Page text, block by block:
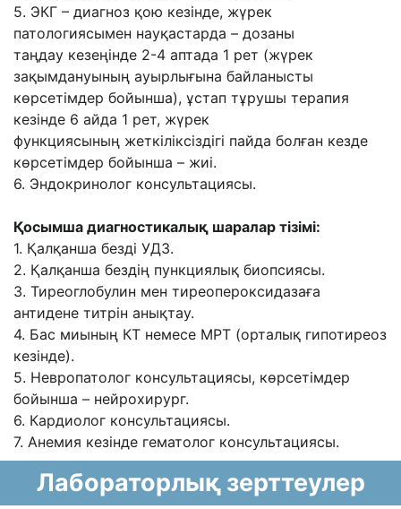
5. ЭКГ – диагноз қою кезінде, жүрек
патологиясымен науқастарда – дозаны
таңдау кезеңінде 2-4 аптада 1 рет (жүрек
зақымдануының ауырлығына байланысты
көрсетімдер бойынша), ұстап тұрушы терапия
кезінде 6 айда 1 рет, жүрек
функциясының жеткіліксіздігі пайда болған кезде
көрсетімдер бойынша – жиі.
6. Эндокринолог консультациясы.
Қосымша диагностикалық шаралар тізімі:
1. Қалқанша безді УДЗ.
2. Қалқанша бездің пункциялық биопсиясы.
3. Тиреоглобулин мен тиреопероксидазаға
антидене титрін анықтау.
4. Бас миының КТ немесе МРТ (орталық гипотиреоз
кезінде).
5. Невропатолог консультациясы, көрсетімдер
бойынша – нейрохирург.
6. Кардиолог консультациясы.
7. Анемия кезінде гематолог консультациясы.
Лабораторлық зерттеулер